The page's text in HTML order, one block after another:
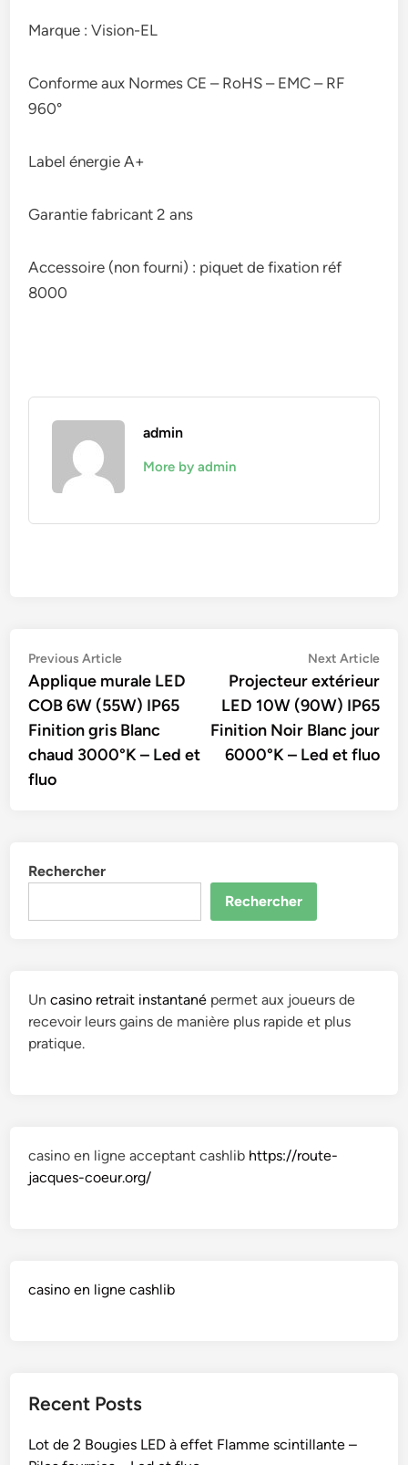
Marque : Vision-EL
Conforme aux Normes CE – RoHS – EMC – RF
960°
Label énergie A+
Garantie fabricant 2 ans
Accessoire (non fourni) : piquet de fixation réf
8000
admin
More by admin
Navigation
de
l’article
Previous ArticlePrevious
article:
Applique murale LED
COB 6W (55W) IP65
Finition gris Blanc
chaud 3000°K – Led et
fluo
Next Article
Projecteur extérieur
LED 10W (90W) IP65
Finition Noir Blanc jour
6000°K – Led et fluo
Rechercher
Rechercher
Uncasino retrait instantané permet aux joueurs de
recevoir leurs gains de manière plus rapide et plus
pratique.
casino en ligne acceptant cashlib https://route-
jacques-coeur.org/
casino en ligne cashlib
Recent Posts
Lot de 2 Bougies LED à effet Flamme scintillante –